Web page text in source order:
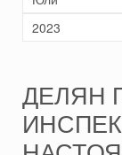
ДЕЛЯН